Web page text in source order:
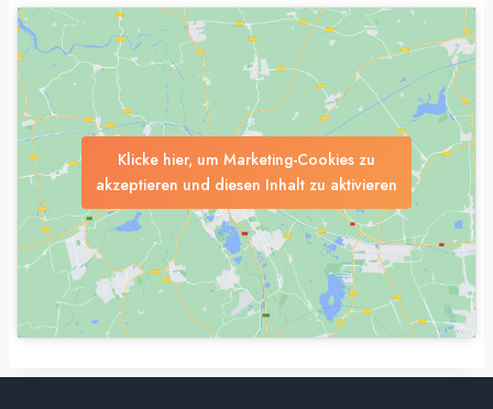
Klicke hier, um Marketing-Cookies zu
akzeptieren und diesen Inhalt zu aktivieren